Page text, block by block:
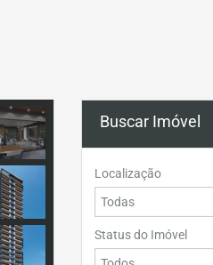
Buscar Imóvel
Localização
Status do Imóvel